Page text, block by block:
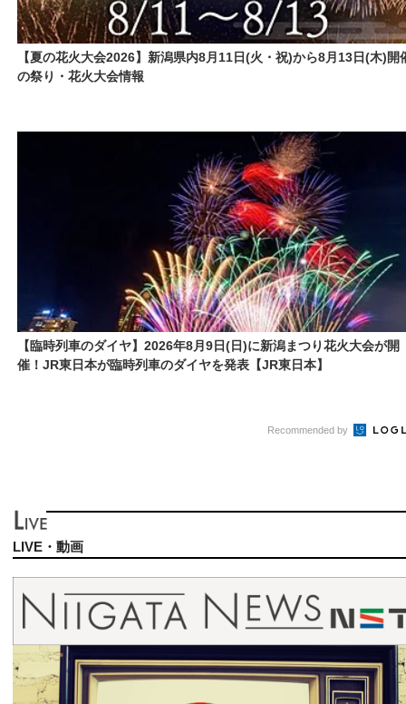
【夏の花火大会2026】新潟県内8月11日(火・祝)から8月13日(木)開
の祭り・花火大会情報
【臨時列車のダイヤ】2026年8月9日(日)に新潟まつり花火大会が開
催！JR東日本が臨時列車のダイヤを発表【JR東日本】
Recommended by
LIVE・動画